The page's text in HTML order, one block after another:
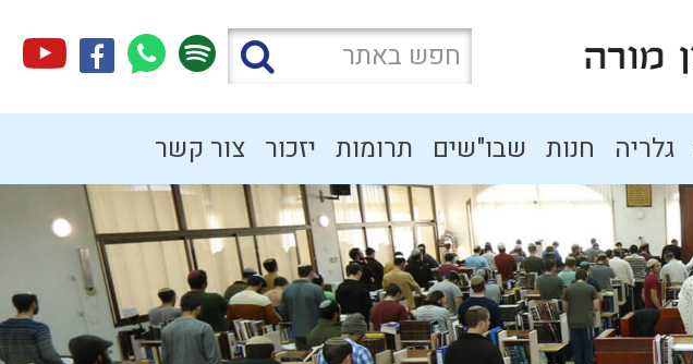
גלריה חנות שבו"שים תרומות יזכור צור קשר